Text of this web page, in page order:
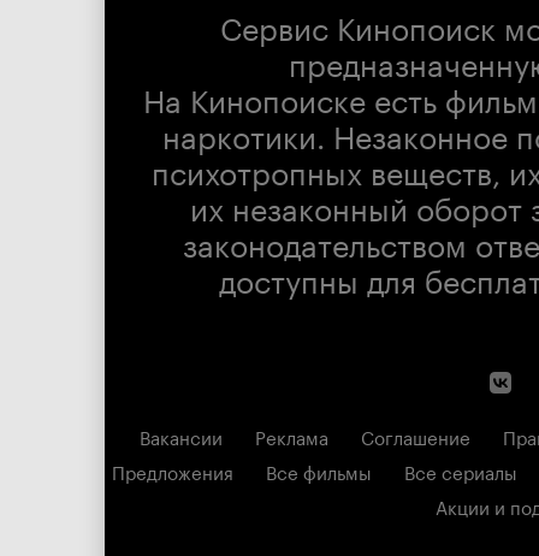
Сервис Кинопоиск
На Кинопоиске есть
наркотики. Незаконное
психотропных веществ,
их незаконный оборот
законодательством
доступны для
Вакансии Реклама Соглашение
Предложения
Все фильмы
Все сериалы
Акции и